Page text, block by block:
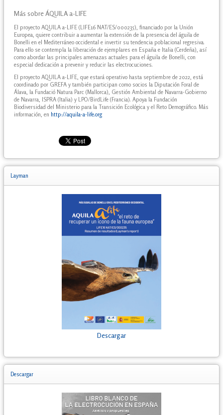
Más sobre ÁQUILA a-LIFE
El proyecto AQUILA a-LIFE (LIFE16 NAT/ES/000235), financiado por la Unión
Europea, quiere contribuir a aumentar la extensión de la presencia del águila de
Bonelli en el Mediterráneo occidental e invertir su tendencia poblacional regresiva.
Para ello se contempla la liberación de ejemplares en España e Italia (Cerdeña), así
como abordar las principales amenazas actuales para el águila de Bonelli, con
especial dedicación a prevenir y reducir las electrocuciones.
El proyecto AQUILA a-LIFE, que estará operativo hasta septiembre de 2022, está
coordinado por GREFA y también participan como socios la Diputación Foral de
Álava, la Fundació Natura Parc (Mallorca), Gestión Ambiental de Navarra-Gobierno
de Navarra, ISPRA (Italia) y LPO/BirdLife (Francia). Apoya la Fundación
Biodiversidad del Ministerio para la Transición Ecológica y el Reto Demográfico. Más
información, en http://aquila-a-life.org
Layman
Descargar
Descargar